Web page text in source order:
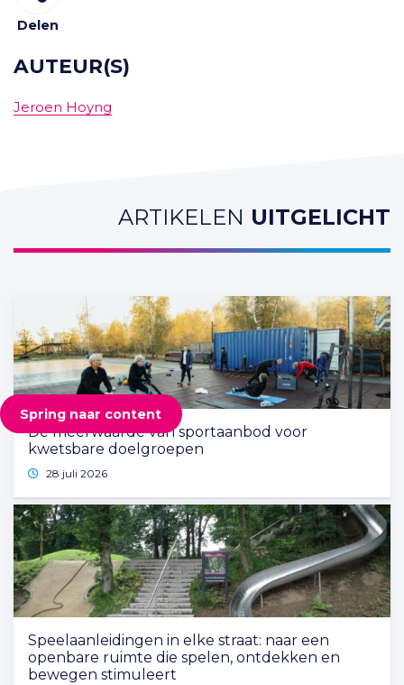
Spring naar content
Delen
AUTEUR(S)
Jeroen Hoyng
ARTIKELEN UITGELICHT
De meerwaarde van sportaanbod voor
kwetsbare doelgroepen
28 juli 2026
Speelaanleidingen in elke straat: naar een
openbare ruimte die spelen, ontdekken en
bewegen stimuleert